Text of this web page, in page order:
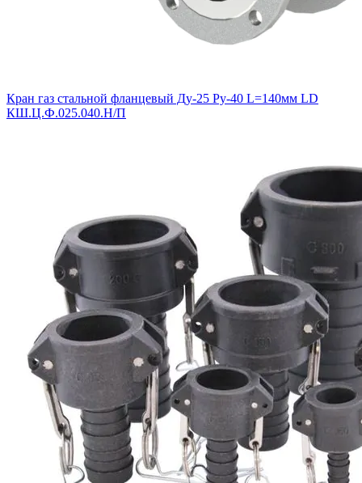
Кран газ стальной фланцевый Ду-25 Ру-40 L=140мм LD
КШ.Ц.Ф.025.040.Н/П